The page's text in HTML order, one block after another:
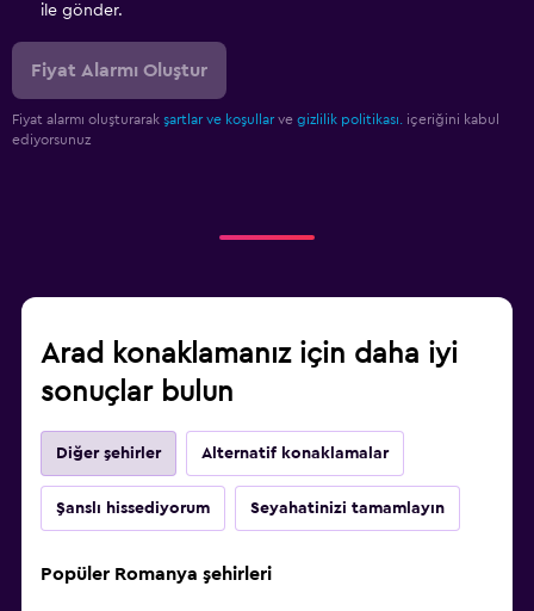
ile gönder.
Fiyat Alarmı Oluştur
Fiyat alarmı oluşturarak şartlar ve koşullar ve gizlilik politikası.
içeriğini kabul
ediyorsunuz
Arad konaklamanız için daha iyi
sonuçlar bulun
Diğer şehirler Alternatif konaklamalar
Şanslı hissediyorum Seyahatinizi tamamlayın
Popüler Romanya şehirleri